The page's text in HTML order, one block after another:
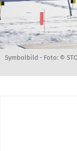
Symbolbild - Foto: ©